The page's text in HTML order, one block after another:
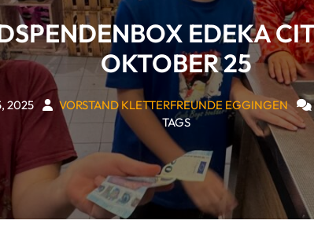
EDEKA
OKTOBER 25
2025 VORSTAND KLETTERFREUNDE EGGINGEN
TAGS